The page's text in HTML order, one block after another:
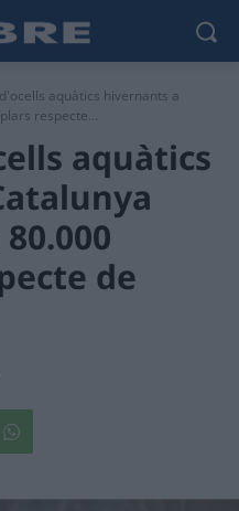
aquàtics hivernants a
respecte...
aquàtics
de